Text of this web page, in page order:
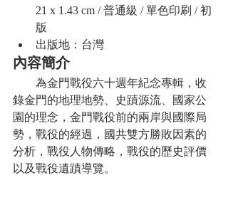
21 x 1.43 cm / 普通級 / 單色印刷 / 初
版
出版地：台灣
內容簡介
為金門戰役六十週年紀念專輯，收
錄金門的地理地勢、史蹟源流、國家公
園的理念，金門戰役前的兩岸與國際局
勢，戰役的經過，國共雙方勝敗因素的
分析，戰役人物傳略，戰役的歷史評價
以及戰役遺蹟導覽。